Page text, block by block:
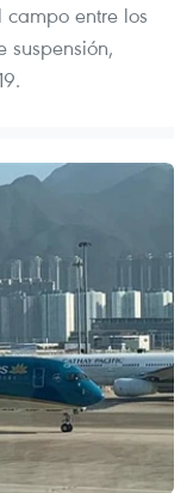
entre los
suspensión,